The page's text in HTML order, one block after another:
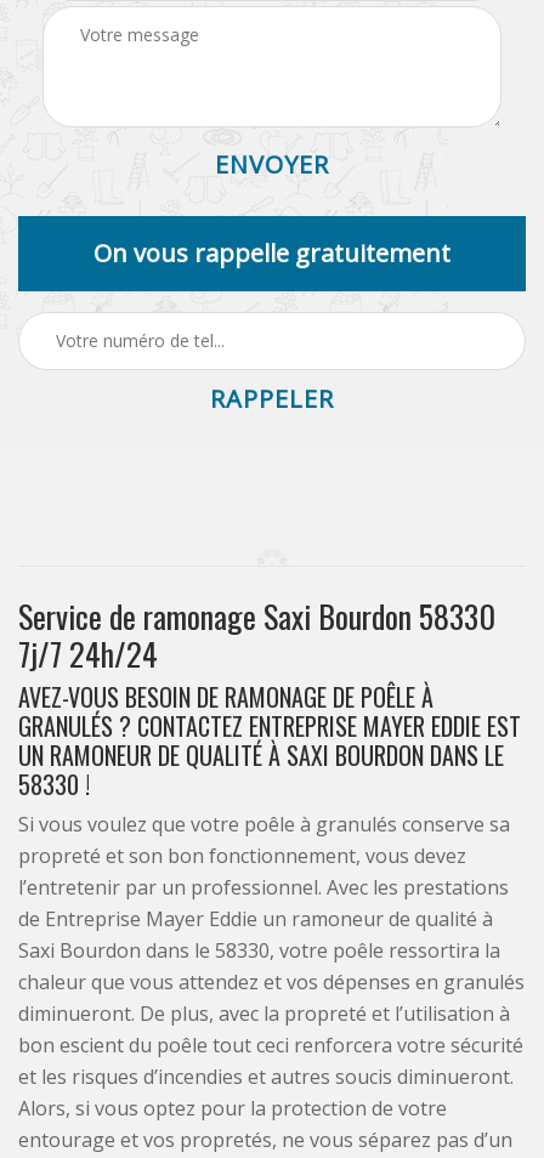
On vous rappelle gratuitement
Service de ramonage Saxi Bourdon 58330
7j/7 24h/24
AVEZ-VOUS BESOIN DE RAMONAGE DE POÊLE À
GRANULÉS ? CONTACTEZ ENTREPRISE MAYER EDDIE EST
UN RAMONEUR DE QUALITÉ À SAXI BOURDON DANS LE
58330 !
Si vous voulez que votre poêle à granulés conserve sa
propreté et son bon fonctionnement, vous devez
l’entretenir par un professionnel. Avec les prestations
de Entreprise Mayer Eddie un ramoneur de qualité à
Saxi Bourdon dans le 58330, votre poêle ressortira la
chaleur que vous attendez et vos dépenses en granulés
diminueront. De plus, avec la propreté et l’utilisation à
bon escient du poêle tout ceci renforcera votre sécurité
et les risques d’incendies et autres soucis diminueront.
Alors, si vous optez pour la protection de votre
entourage et vos propretés, ne vous séparez pas d’un